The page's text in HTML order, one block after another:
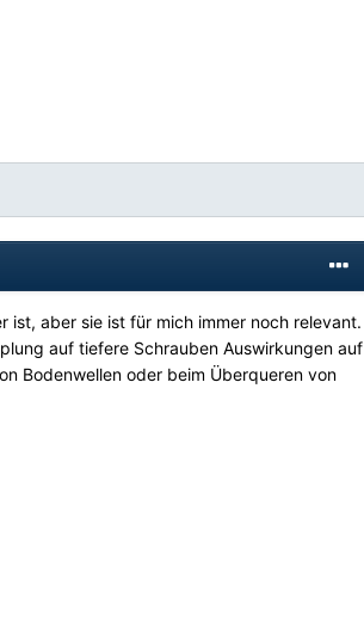
ist, aber sie ist für mich immer noch relevant.
auf tiefere Schrauben Auswirkungen auf
Bodenwellen oder beim Überqueren von